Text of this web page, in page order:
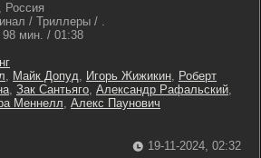
/ Триллеры / .
98 мин. / 01:38
, Майк Допуд, Игорь Жижикин, Роберт
, Зак Сантьяго, Александр Рафальский,
Меннелл, Алекс Паунович
19-11-2024, 02:32